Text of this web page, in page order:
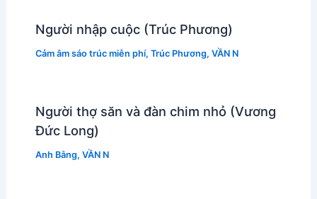
Người nhập cuộc (Trúc Phương)
Cảm âm sáo trúc miễn phí, Trúc Phương, VẦN N
Người thợ săn và đàn chim nhỏ (Vương
Đức Long)
Anh Bằng, VẦN N